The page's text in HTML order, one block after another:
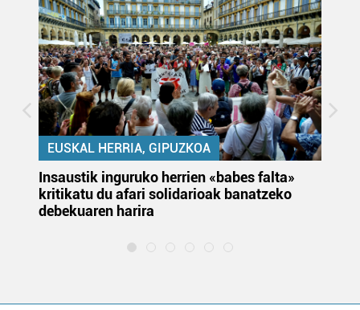
EUSKAL HERRIA, GIPUZKOA
Insaustik inguruko herrien «babes falta»
kritikatu du afari solidarioak banatzeko
debekuaren harira